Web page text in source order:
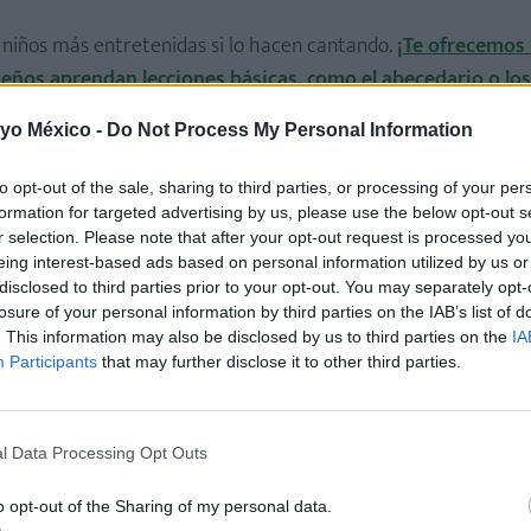
México - Do Not Process My Personal Information
opt-out of the sale, sharing to third parties, or processing of your
for targeted advertising by us, please use the below opt-out
selection. Please note that after your opt-out request is processed
interest-based ads based on personal information utilized by us
to third parties prior to your opt-out. You may separately
of your personal information by third parties on the IAB’s list of
This information may also be disclosed by us to third parties on the
Participants that may further disclose it to other third parties.
Data Processing Opt Outs
opt-out of the Sharing of my personal data.
más entretenidas si lo hacen cantando. ¡Te
aprendan lecciones básicas, como el abecedario o
porque lo calma y lo ayuda a dormir.¡Te explicamos
y los ayudan a dormir?